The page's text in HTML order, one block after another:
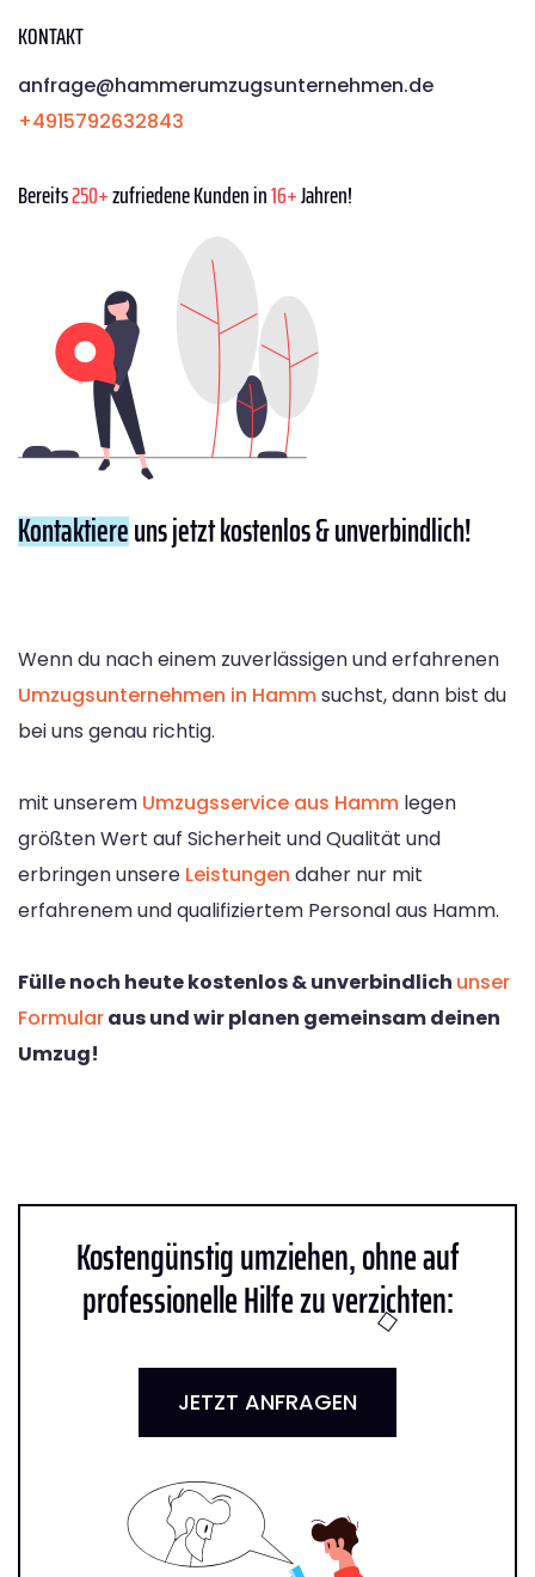
KONTAKT
anfrage@hammerumzugsunternehmen.de
+4915792632843
Bereits250+zufriedene Kunden in16+Jahren!
Kontaktiereuns jetzt kostenlos & unverbindlich!
Wenn du nach einem zuverlässigen und erfahrenen
Umzugsunternehmen in Hammsuchst, dann bist du
bei uns genau richtig.
mit unserem Umzugsservice aus Hamm legen
größten Wert auf Sicherheit und Qualität und
erbringen unsere Leistungen daher nur mit
erfahrenem und qualifiziertem Personal aus Hamm.
Fülle noch heute kostenlos & unverbindlich unser
Formularaus und wir planen gemeinsam deinen
Umzug!
Kostengünstig umziehen, ohne auf
professionelle Hilfe zu verzichten:
JETZT ANFRAGEN